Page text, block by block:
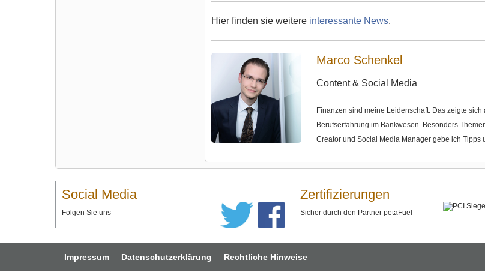
Hier finden sie weitere interessante News.
Marco Schenkel
Content & Social Media
Finanzen sind meine Leidenschaft. Das zeigte
Berufserfahrung im Bankwesen. Besonders
Creator und Social Media Manager gebe ich
Social Media
Folgen Sie uns
Zertifizierungen
Sicher durch den Partner petaFuel
Impressum - Datenschutzerklärung - Rechtliche Hinweise